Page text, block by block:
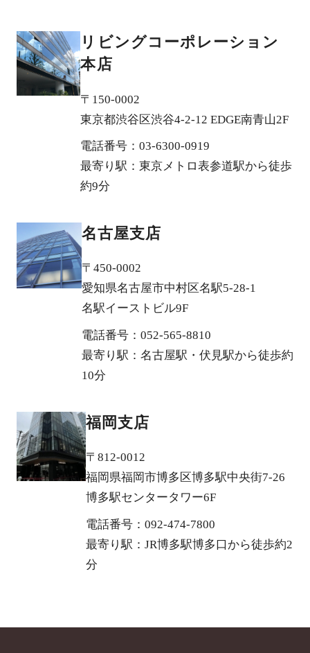
リビングコーポレーション
本店
〒150-0002
東京都渋谷区渋谷4-2-12 EDGE南青山2F
電話番号：03-6300-0919
最寄り駅：東京メトロ表参道駅から徒歩
約9分
名古屋支店
〒450-0002
愛知県名古屋市中村区名駅5-28-1
名駅イーストビル9F
電話番号：052-565-8810
最寄り駅：名古屋駅・伏見駅から徒歩約
10分
福岡支店
〒812-0012
福岡県福岡市博多区博多駅中央街7-26
博多駅センタータワー6F
電話番号：092-474-7800
最寄り駅：JR博多駅博多口から徒歩約2
分